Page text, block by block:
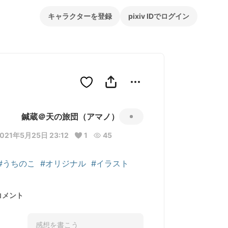
キャラクターを登録 pixiv IDでログイン
鍼蔵＠天の旅団（アマノ）
年5月25日 23:12 1 45
うちのこ #オリジナル #イラスト
メント